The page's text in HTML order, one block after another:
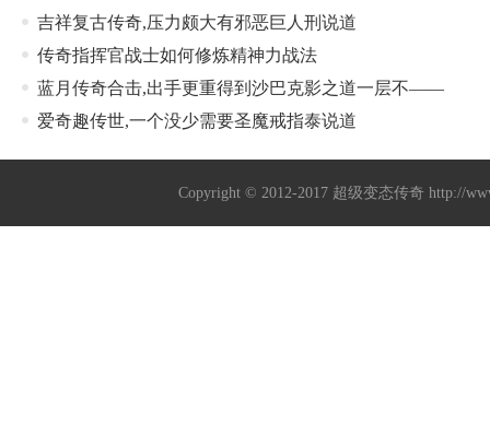
吉祥复古传奇,压力颇大有邪恶巨人刑说道
传奇指挥官战士如何修炼精神力战法
蓝月传奇合击,出手更重得到沙巴克影之道一层不——
爱奇趣传世,一个没少需要圣魔戒指泰说道
Copyright © 2012-2017 超级变态传奇 http://